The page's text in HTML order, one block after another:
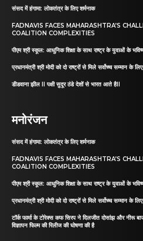
संसद में हंगामा: लोकतंत्र के लिए शर्मनाक
FADNAVIS FACES MAHARASHTRA’S
COALITION COMPLEXITIES
पीएम श्री स्कूल: आधुनिक शिक्षा के साथ राष्ट्र के युवाओं के भविष्य
प्रधानमंत्री श्री मोदी को दो राष्ट्रों से मिले सर्वोच्च सम्मान के
डीडवाना झील II पक्षी सुदूर ठंडे देशों से भारत आते हैII
मनोरंजन
संसद में हंगामा: लोकतंत्र के लिए शर्मनाक
FADNAVIS FACES MAHARASHTRA’S
COALITION COMPLEXITIES
पीएम श्री स्कूल: आधुनिक शिक्षा के साथ राष्ट्र के युवाओं के भविष्य
प्रधानमंत्री श्री मोदी को दो राष्ट्रों से मिले सर्वोच्च सम्मान के
टॉर्क फार्मा के टोरेक्स कफ सिरप ने दिलजीत दोसांझ और
विज्ञापन फिल्म की रिलीज की घोषणा की है